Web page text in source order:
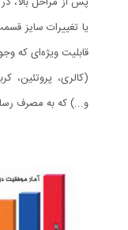
يا تغييرات سایز
قابليت ويژه‌ای كه
(كالری، پروتئين،
و...) كه به مصرف